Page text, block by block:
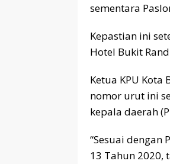
sementara
Kepastian ini
Hotel Bukit
Ketua KPU
nomor urut ini
kepala daerah
“Sesuai dengan
13 Tahun 2020,